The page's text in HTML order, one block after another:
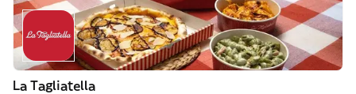
La Tagliatella